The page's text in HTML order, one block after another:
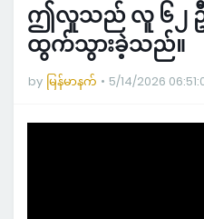
ဤလူသည် လူ ၆၂ ဦ
ထွက်သွားခဲ့သည်။
by မြန်မာနက် 5/14/2026